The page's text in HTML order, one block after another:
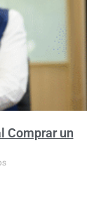
Comprar un